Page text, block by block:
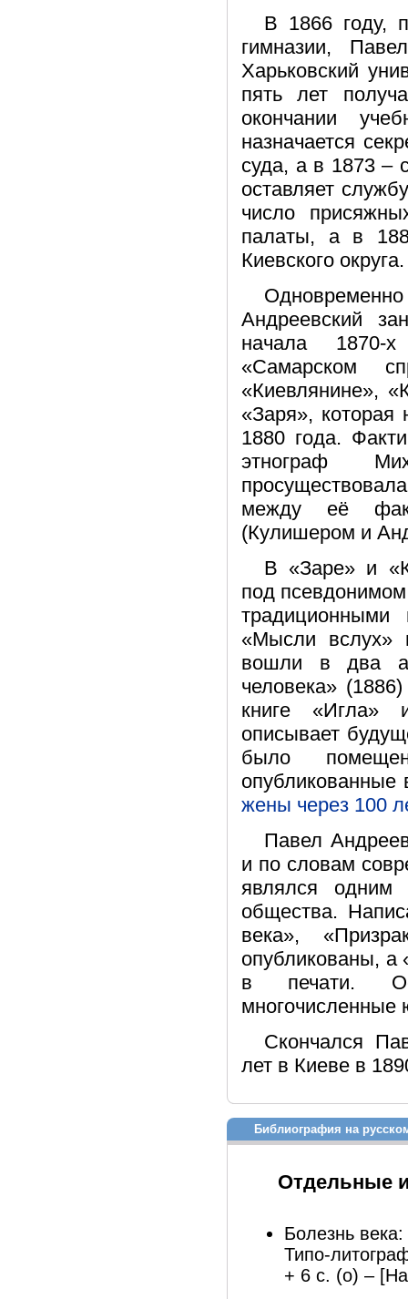
В 1866 году,
гимназии,
Харьковский
пять лет
окончании
назначается
суда, а в 1873 –
оставляет
число
палаты, а в
Киевского округа.
Андреевский
начала 1870-
«Самарском
«Киевлянине»,
«Заря», которая
1880 года.
этнограф
между её
(Кулишером и
В «Заре» и
под
традиционными
«Мысли вслух»
вошли в два
человека»
книге «Игла»
описывает
было
опубликованные
жены через 100
Павел
и по словам
являлся одним
общества.
века»,
опубликованы, а
в печати.
многочисленные
Скончался
лет в Киеве в
Библиография на
Отдельные
Болезнь
Типо-
+ 6 с. (о) –